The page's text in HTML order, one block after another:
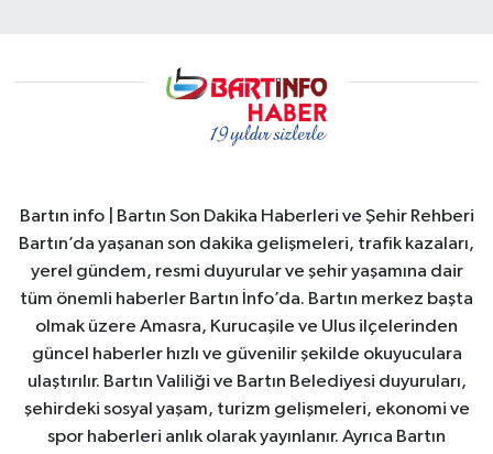
Bartın info | Bartın Son Dakika Haberleri ve Şehir Rehberi
Bartın’da yaşanan son dakika gelişmeleri, trafik kazaları,
yerel gündem, resmi duyurular ve şehir yaşamına dair
tüm önemli haberler Bartın İnfo’da. Bartın merkez başta
olmak üzere Amasra, Kurucaşile ve Ulus ilçelerinden
güncel haberler hızlı ve güvenilir şekilde okuyuculara
ulaştırılır. Bartın Valiliği ve Bartın Belediyesi duyuruları,
şehirdeki sosyal yaşam, turizm gelişmeleri, ekonomi ve
spor haberleri anlık olarak yayınlanır. Ayrıca Bartın